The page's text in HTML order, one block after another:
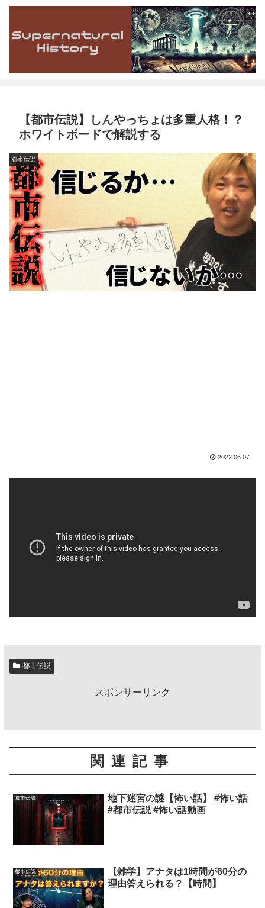
【都市伝説】しんやっちょは多重人格！？
ホワイトボードで解説する
都市伝説
2022.06.07
都市伝説
スポンサーリンク
関連記事
都市伝説
地下迷宮の謎【怖い話】 #怖い話
#都市伝説 #怖い話動画
都市伝説
【雑学】アナタは1時間が60分の
理由答えられる？【時間】